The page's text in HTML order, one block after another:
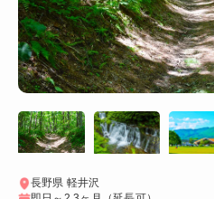
長野県 軽井沢